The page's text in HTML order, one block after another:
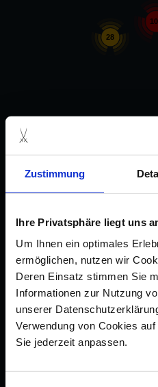
Zustimmung
Ihre Privatsphäre liegt uns
Um Ihnen ein optimales
ermöglichen, nutzen wir
Deren Einsatz stimmen Sie
Informationen zur Nutzung
unserer
Verwendung von Cookies
Sie jederzeit anpassen.
28